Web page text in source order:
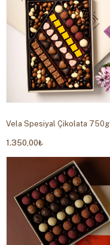
Vela Spesiyal Çikolata 750g
1.350,00₺